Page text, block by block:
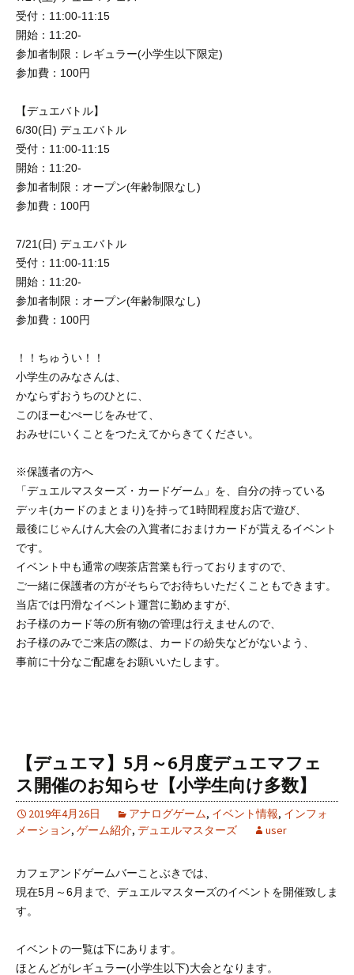
受付：11:00-11:15
開始：11:20-
参加者制限：レギュラー(小学生以下限定)
参加費：100円
【デュエバトル】
6/30(日) デュエバトル
受付：11:00-11:15
開始：11:20-
参加者制限：オープン(年齢制限なし)
参加費：100円
7/21(日) デュエバトル
受付：11:00-11:15
開始：11:20-
参加者制限：オープン(年齢制限なし)
参加費：100円
！！ちゅうい！！
小学生のみなさんは、
かならずおうちのひとに、
このほーむぺーじをみせて、
おみせにいくことをつたえてからきてください。
※保護者の方へ
「デュエルマスターズ・カードゲーム」を、自分の持っている
デッキ(カードのまとまり)を持って1時間程度お店で遊び、
最後にじゃんけん大会の入賞者におまけカードが貰えるイベント
です。
イベント中も通常の喫茶店営業も行っておりますので、
ご一緒に保護者の方がそちらでお待ちいただくこともできます。
当店では円滑なイベント運営に勤めますが、
お子様のカード等の所有物の管理は行えませんので、
お子様のみでご来店の際は、カードの紛失などがないよう、
事前に十分なご配慮をお願いいたします。
【デュエマ】5月～6月度デュエマフェ
ス開催のお知らせ【小学生向け多数】
2019年4月26日 アナログゲーム, イベント情報, インフォ
メーション, ゲーム紹介, デュエルマスターズ user
カフェアンドゲームバーことぶきでは、
現在5月～6月まで、デュエルマスターズのイベントを開催致しま
す。
イベントの一覧は下にあります。
ほとんどがレギュラー(小学生以下)大会となります。